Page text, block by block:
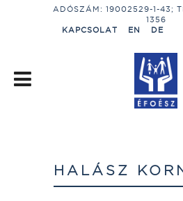
ADÓSZÁM: 19002529-1-43;
1356
KAPCSOLAT
EN DE
HALÁSZ